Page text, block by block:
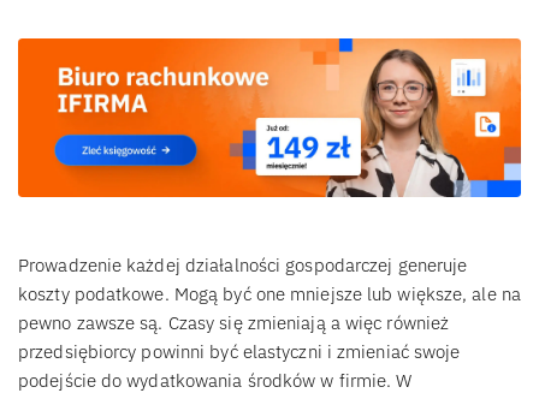
Prowadzenie każdej działalności gospodarczej generuje
koszty podatkowe. Mogą być one mniejsze lub większe, ale na
pewno zawsze są. Czasy się zmieniają a więc również
przedsiębiorcy powinni być elastyczni i zmieniać swoje
podejście do wydatkowania środków w firmie. W